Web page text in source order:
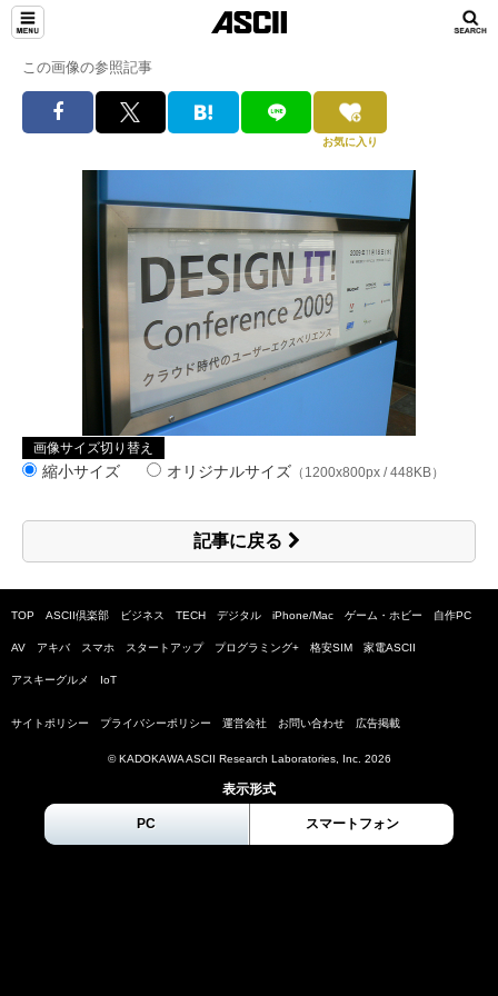
この画像の参照記事
お気に入り
画像サイズ切り替え
縮小サイズ オリジナルサイズ （1200x800px / 448KB）
記事に戻る
TOP ASCII倶楽部 ビジネス TECH デジタル iPhone/Mac ゲーム・ホビー 自作PC
AV アキバ スマホ スタートアップ プログラミング+ 格安SIM 家電ASCII
アスキーグルメ IoT
サイトポリシー プライバシーポリシー 運営会社 お問い合わせ 広告掲載
© KADOKAWA ASCII Research Laboratories, Inc. 2026
表示形式
PC スマートフォン